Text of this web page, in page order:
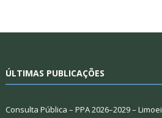
ÚLTIMAS PUBLICAÇÕES
Consulta Pública – PPA 2026–2029 –